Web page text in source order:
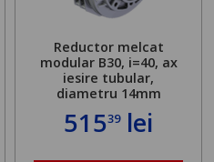
Reductor melcat
modular B30, i=40, ax
iesire tubular,
diametru 14mm
51539lei